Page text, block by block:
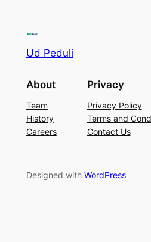
Ud Peduli
About
Team
History
Careers
Privacy
Privacy Policy
Terms and
Contact Us
Designed with WordPress